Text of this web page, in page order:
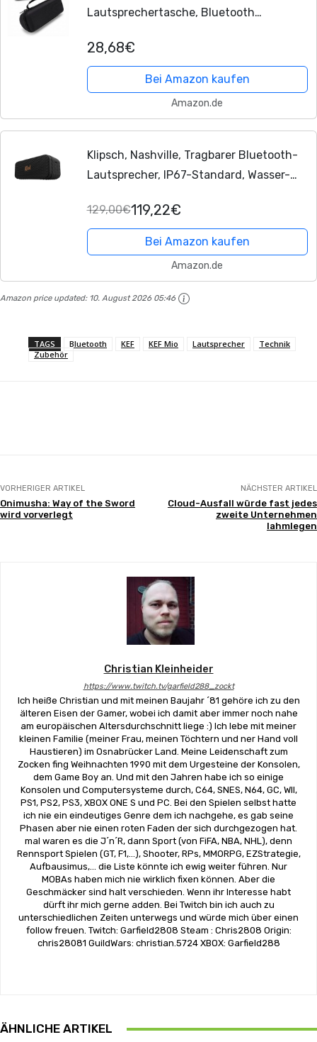
Lautsprechertasche, Bluetooth
Hart Eva Schutz Aufbewahrungstasche
für KEF Muo
28,68€
Bei Amazon kaufen
Amazon.de
Klipsch, Nashville, Tragbarer Bluetooth-
Lautsprecher, IP67-Standard, Wasser-
Akkulaufzeit, Bluetooth 5.3, Verstellbarer
und...
129,00€119,22€
Bei Amazon kaufen
Amazon.de
Amazon price updated: 10. August 2026 05:46
TAGS Bluetooth KEF KEF Mio Lautsprecher
Technik
Zubehör
VORHERIGER ARTIKEL
Onimusha: Way of the Sword
wird vorverlegt
NÄCHSTER ARTIKEL
Cloud-Ausfall würde fast jedes
zweite Unternehmen
lahmlegen
Christian Kleinheider
https://www.twitch.tv/garfield288_zockt
Ich heiße Christian und mit meinen Baujahr ´81 gehöre ich zu den
älteren Eisen der Gamer, wobei ich damit aber immer noch nahe
am europäischen Altersdurchschnitt liege :) Ich lebe mit meiner
kleinen Familie (meiner Frau, meinen Töchtern und ner Hand voll
Haustieren) im Osnabrücker Land. Meine Leidenschaft zum
Zocken fing Weihnachten 1990 mit dem Urgesteine der Konsolen,
dem Game Boy an. Und mit den Jahren habe ich so einige
Konsolen und Computersysteme durch, C64, SNES, N64, GC, WII,
PS1, PS2, PS3, XBOX ONE S und PC. Bei den Spielen selbst hatte
ich nie ein eindeutiges Genre dem ich nachgehe, es gab seine
Phasen aber nie einen roten Faden der sich durchgezogen hat.
mal waren es die J´n´R, dann Sport (von FiFA, NBA, NHL), denn
Rennsport Spielen (GT, F1,...), Shooter, RPs, MMORPG, EZStrategie,
Aufbausimus,... die Liste könnte ich ewig weiter führen. Nur
MOBAs haben mich nie wirklich fixen können. Aber die
Geschmäcker sind halt verschieden. Wenn ihr Interesse habt
dürft ihr mich gerne adden. Bei Twitch bin ich auch zu
unterschiedlichen Zeiten unterwegs und würde mich über einen
follow freuen. Twitch: Garfield2808 Steam : Chris2808 Origin:
chris28081 GuildWars: christian.5724 XBOX: Garfield288
ÄHNLICHE ARTIKEL